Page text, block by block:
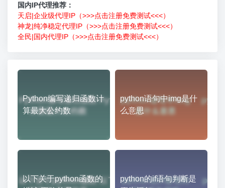
国内IP代理推荐：
天启|企业级代理IP（>>>点击注册免费测试<<<）
神龙|纯净稳定代理IP（>>>点击注册免费测试<<<）
全民|国内代理IP（>>>点击注册免费测试<<<）
Python编写递归函数计
算最大公约数
python语句中img是什
么意思
以下关于python函数的
python的if语句判断是